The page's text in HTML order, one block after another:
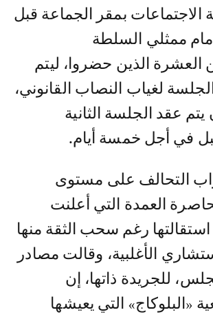
الاجتماعات بمقر الجماعة قبل
أمام ممثلي السلطة
العشرة الذين حضروا، ليتم
لغياب النصاب القانوني،
يتم عقد الجلسة الثانية
في أجل خمسة أيام.
التحالف على مستوى
العمدة التي أعلنت
رغم سحب الثقة منها
الأغلبية، وقالت مصادر
للجريدة ذاتها، إن
«البلوكاج» التي يعيشها